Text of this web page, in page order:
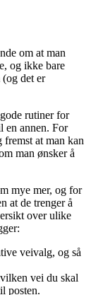
om at man
og ikke bare
(og det er
rutiner for
en annen. For
at man kan
man ønsker å
mye mer, og for
at de trenger å
over ulike
veivalg, og så
vei du skal
posten.